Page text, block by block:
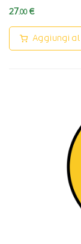
27.00 €
Aggiungi al